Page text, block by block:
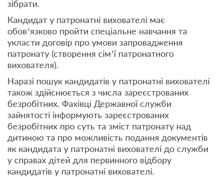
зібрати.
Кандидат у патронатні вихователі має
обов’язково пройти спеціальне навчання та
укласти договір про умови запровадження
патронату (створення сім’ї патронатного
вихователя).
Наразі пошук кандидатів у патронатні вихователі
також здійснюється з числа зареєстрованих
безробітних. Фахівці Державної служби
зайнятості інформують зареєстрованих
безробітних про суть та зміст патронату над
дитиною та про можливість подання документів
як кандидата у патронатні вихователі до служби
у справах дітей для первинного відбору
кандидатів у патронатні вихователі.